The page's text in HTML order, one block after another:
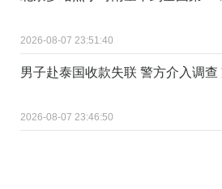
2026-08-07 23:51:40
男子赴泰国收款失联 警方介入调
2026-08-07 23:46:50